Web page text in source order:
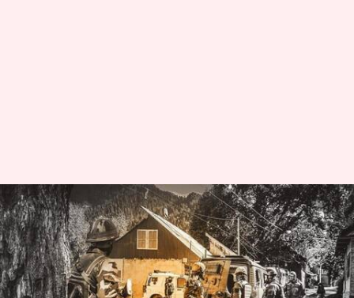
రెండు ఉగ్రదాడులను చేధించిన
జమ్ముకశ్మీర్ పోలీసులు.. ఐదుగురు
లష్కర్ టెర్రరిస్టుల అరెస్ట్
వ్రాసిన వారు Stalin Sep 25, 2023 09:36 am